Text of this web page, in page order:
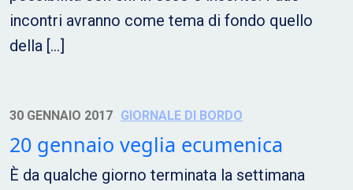
incontri avranno come tema di fondo quello
della […]
30 GENNAIO 2017 GIORNALE DI BORDO
20 gennaio veglia ecumenica
È da qualche giorno terminata la settimana